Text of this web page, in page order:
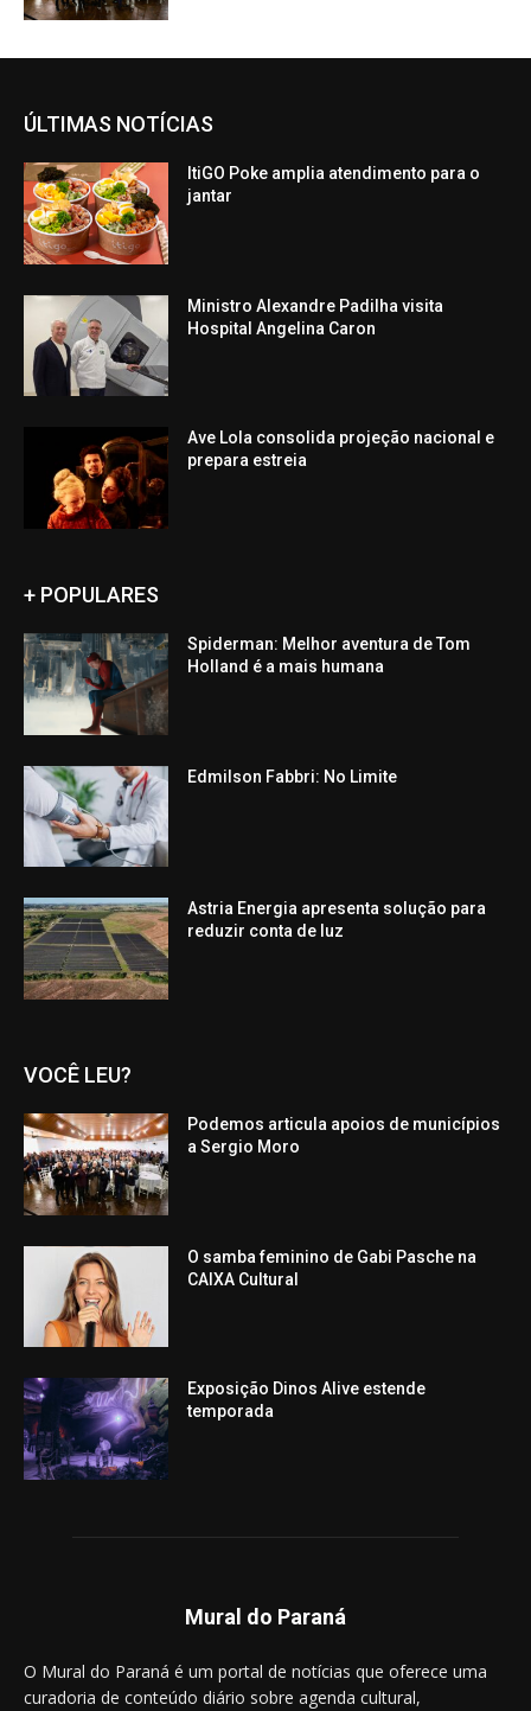
ÚLTIMAS NOTÍCIAS
ItiGO Poke amplia atendimento para o
jantar
Ministro Alexandre Padilha visita
Hospital Angelina Caron
Ave Lola consolida projeção nacional e
prepara estreia
+ POPULARES
Spiderman: Melhor aventura de Tom
Holland é a mais humana
Edmilson Fabbri: No Limite
Astria Energia apresenta solução para
reduzir conta de luz
VOCÊ LEU?
Podemos articula apoios de municípios
a Sergio Moro
O samba feminino de Gabi Pasche na
CAIXA Cultural
Exposição Dinos Alive estende
temporada
Mural do Paraná
O Mural do Paraná é um portal de notícias que oferece uma
curadoria de conteúdo diário sobre agenda cultural,